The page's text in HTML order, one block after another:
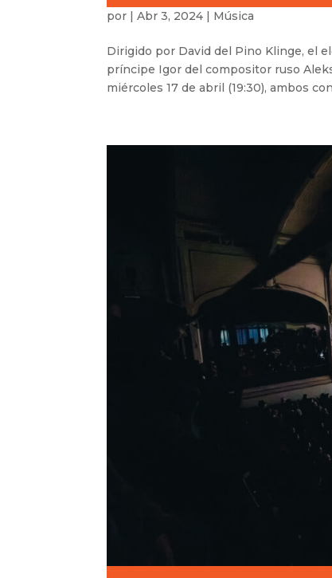
por |Abr 3, 2024 | Música
Dirigido por David del Pino Klinge, el
príncipe Igor del compositor ruso
miércoles 17 de abril (19:30), ambos